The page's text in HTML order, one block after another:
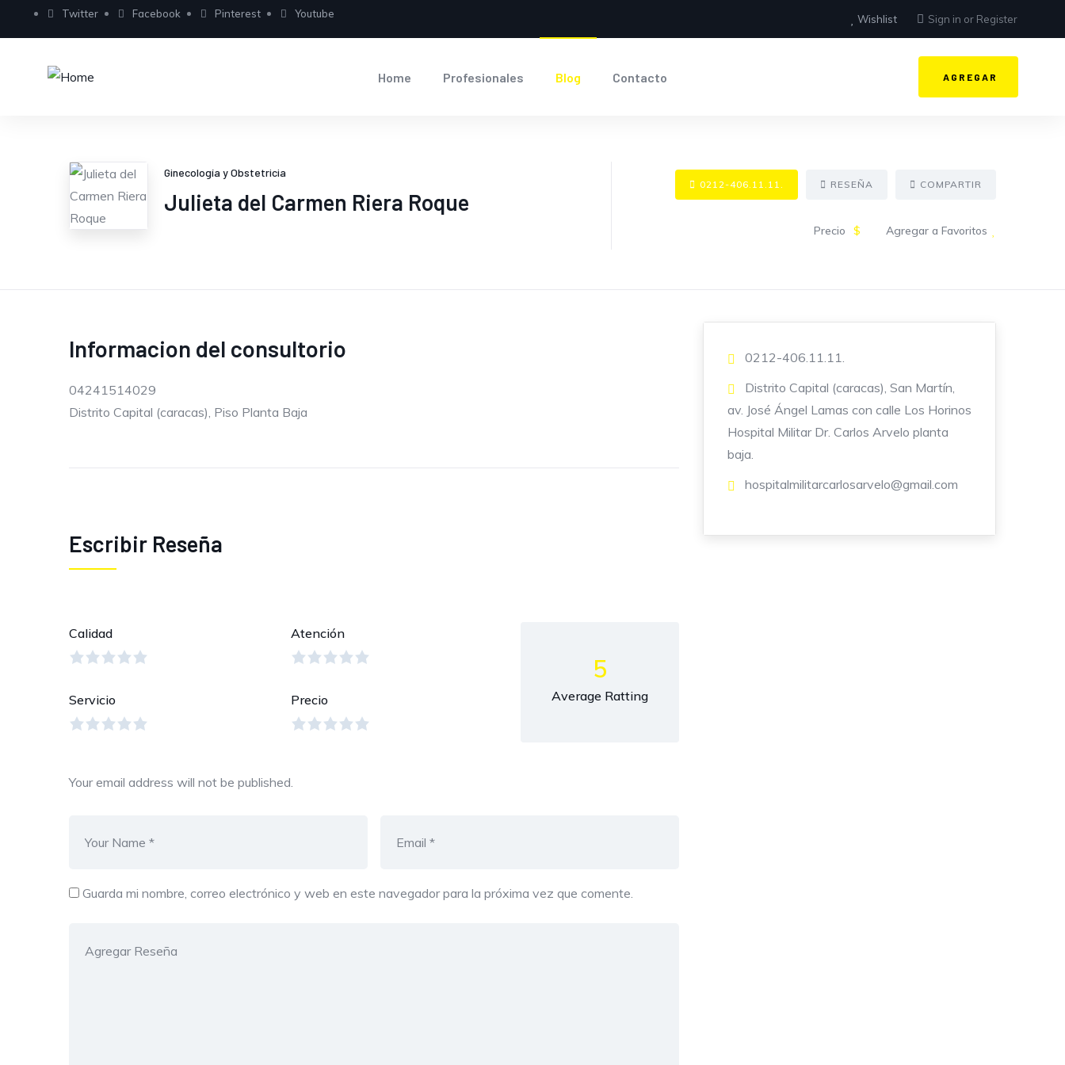
Twitter Facebook Pinterest Youtube Wishlist Sign in or Register
Home Profesionales Blog Contacto AGREGAR
Ginecología y Obstetricia
Julieta del Carmen Riera Roque
0212-406.11.11. RESEÑA COMPARTIR
Precio $ Agregar a Favoritos
Informacion del consultorio
04241514029
Distrito Capital (caracas), Piso Planta Baja
Escribir Reseña
Calidad Atención
Servicio Precio
5
Average Ratting
Your email address will not be published.
Guarda mi nombre, correo electrónico y web en este navegador para la próxima vez que comente.
0212-406.11.11.
Distrito Capital (caracas), San Martín,
av. José Ángel Lamas con calle Los Horinos
Hospital Militar Dr. Carlos Arvelo planta
baja.
hospitalmilitarcarlosarvelo@gmail.com